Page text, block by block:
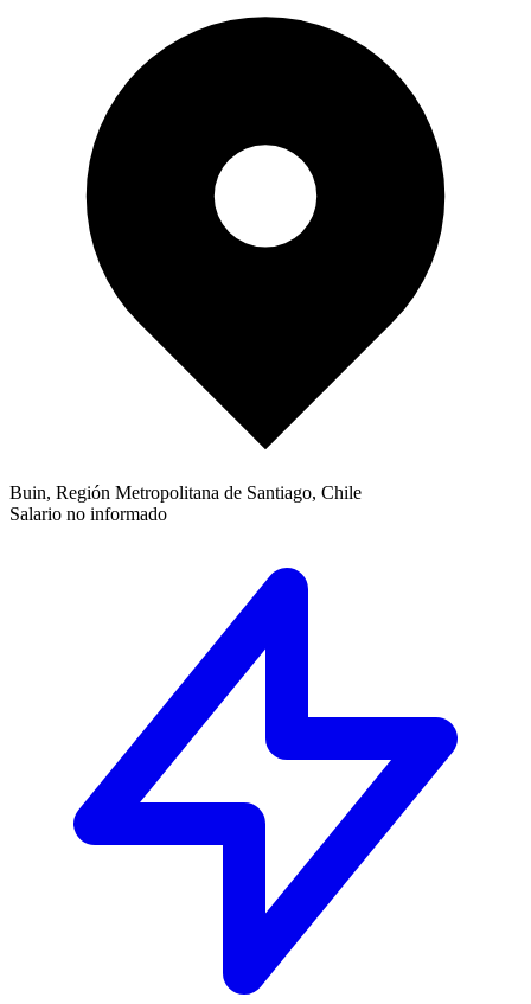
Buin, Región Metropolitana de Santiago, Chile
Salario no informado